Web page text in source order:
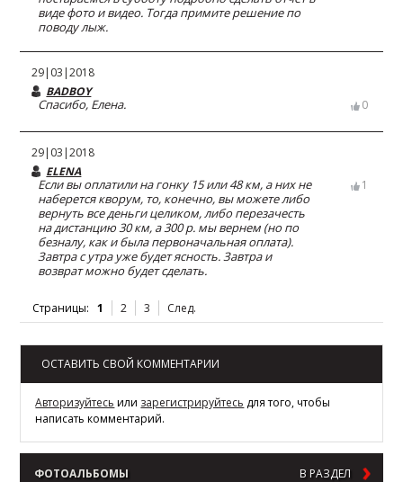
виде фото и видео. Тогда примите решение по
поводу лыж.
29|03|2018
BADBOY
Спасибо, Елена. 0
29|03|2018
ELENA
Если вы оплатили на гонку 15 или 48 км, а них не
наберется кворум, то, конечно, вы можете либо
вернуть все деньги целиком, либо перезачесть
на дистанцию 30 км, а 300 р. мы вернем (но по
безналу, как и была первоначальная оплата).
Завтра с утра уже будет ясность. Завтра и
возврат можно будет сделать.
1
Страницы: 1 2 3 След.
ОСТАВИТЬ СВОЙ КОММЕНТАРИИ
Авторизуйтесь или зарегистрируйтесь для того, чтобы
написать комментарий.
ФОТОАЛЬБОМЫ В РАЗДЕЛ